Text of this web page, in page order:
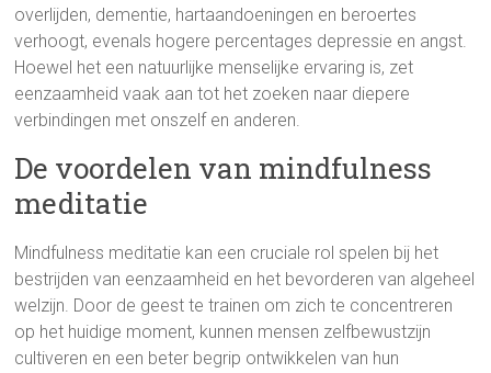
overlijden, dementie, hartaandoeningen en beroertes
verhoogt, evenals hogere percentages depressie en angst.
Hoewel het een natuurlijke menselijke ervaring is, zet
eenzaamheid vaak aan tot het zoeken naar diepere
verbindingen met onszelf en anderen.
De voordelen van mindfulness
meditatie
Mindfulness meditatie kan een cruciale rol spelen bij het
bestrijden van eenzaamheid en het bevorderen van algeheel
welzijn. Door de geest te trainen om zich te concentreren
op het huidige moment, kunnen mensen zelfbewustzijn
cultiveren en een beter begrip ontwikkelen van hun